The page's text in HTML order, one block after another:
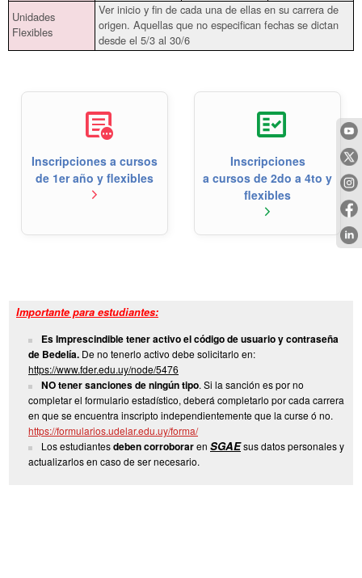
Unidades
Flexibles
Ver inicio y fin de cada una de ellas en su carrera de
origen. Aquellas que no especifican fechas se dictan
desde el 5/3 al 30/6
other_admission
Inscripciones a cursos
de 1er año y flexibles
arrow_forward_ios
fact_check
Inscripciones
a cursos de 2do a 4to y
flexibles
arrow_forward_ios
Importante para estudiantes:
Es Imprescindible tener activo el código de usuario y contraseña
de Bedelía. De no tenerlo activo debe solicitarlo en:
https://www.fder.edu.uy/node/5476
NO tener sanciones de ningún tipo. Si la sanción es por no
completar el formulario estadístico, deberá completarlo por cada carrera
en que se encuentra inscripto independientemente que la curse ó no.
https://formularios.udelar.edu.uy/forma/
Los estudiantesdeben corroboraren SGAEsus datos personales y
actualizarlos en caso de ser necesario.